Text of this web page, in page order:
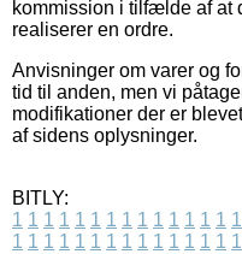
kommission i tilfælde af at
realiserer en ordre.
Anvisninger om varer og
tid til anden, men vi
modifikationer der er
af sidens oplysninger.
BITLY:
1 1 1 1 1 1 1 1 1 1 1 1 1 1 1
1 1 1 1 1 1 1 1 1 1 1 1 1 1 1